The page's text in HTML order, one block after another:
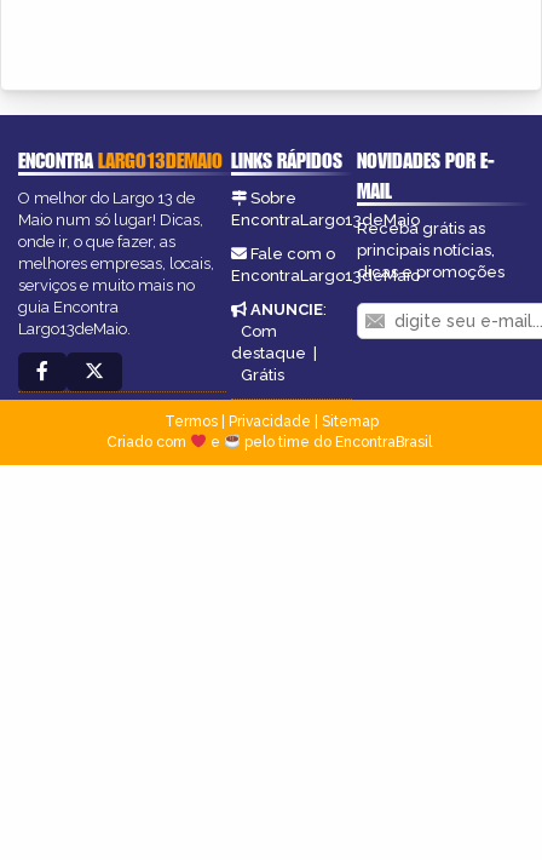
ENCONTRALARGO13DEMAIO
O melhor do Largo 13 de
Maio num só lugar! Dicas,
onde ir, o que fazer, as
melhores empresas, locais,
serviços e muito mais no
guia Encontra
Largo13deMaio.
LINKS RÁPIDOS
Sobre
EncontraLargo13deMaio
Fale com o
EncontraLargo13deMaio
ANUNCIE:
Com
destaque |
Grátis
NOVIDADES POR E-
MAIL
Receba grátis as
principais notícias,
dicas e promoções
Termos| Privacidade
Sitemap
Criado com
e pelo time do EncontraBrasil